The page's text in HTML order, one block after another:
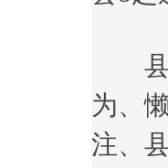
县
为、
注、